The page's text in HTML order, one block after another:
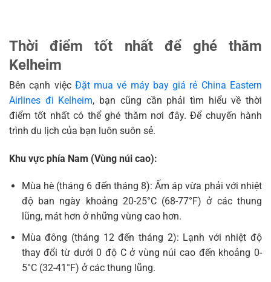
Thời điểm tốt nhất để ghé thăm
Kelheim
Bên cạnh việc Đặt mua vé máy bay giá rẻ China Eastern
Airlines đi Kelheim, bạn cũng cần phải tìm hiểu về thời
điểm tốt nhất có thể ghé thăm nơi đây. Để chuyến hành
trình du lịch của bạn luôn suôn sẻ.
Khu vực phía Nam (Vùng núi cao):
Mùa hè (tháng 6 đến tháng 8): Ấm áp vừa phải với nhiệt
độ ban ngày khoảng 20-25°C (68-77°F) ở các thung
lũng, mát hơn ở những vùng cao hơn.
Mùa đông (tháng 12 đến tháng 2): Lạnh với nhiệt độ
thay đổi từ dưới 0 độ C ở vùng núi cao đến khoảng 0-
5°C (32-41°F) ở các thung lũng.